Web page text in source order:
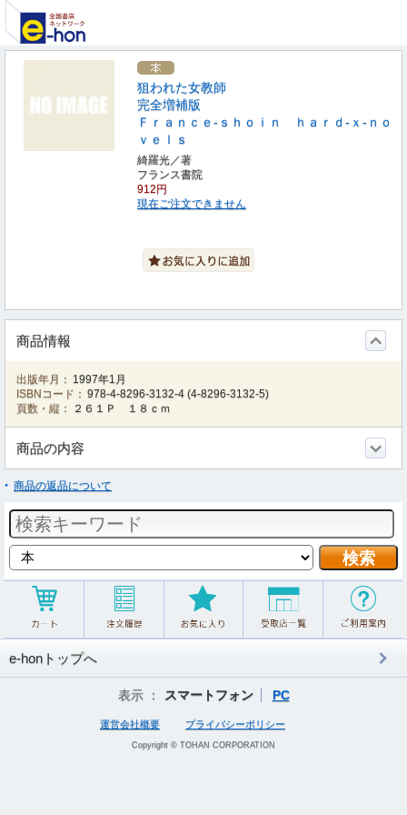
狙われた女教師
完全増補版
Ｆｒａｎｃｅ‐ｓｈｏｉｎ ｈａｒｄ‐ｘ‐ｎｏ
ｖｅｌｓ
綺羅光／著
フランス書院
912円
現在ご注文できません
商品情報
出版年月： 1997年1月
ISBNコード： 978-4-8296-3132-4 (4-8296-3132-5)
頁数・縦：
２６１Ｐ １８ｃｍ
商品の内容
商品の返品について
e-honトップへ
表示 ： スマートフォン PC
運営会社概要 プライバシーポリシー
Copyright © TOHAN CORPORATION